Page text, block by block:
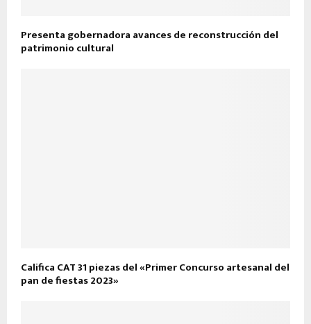
Presenta gobernadora avances de reconstrucción del
patrimonio cultural
Califica CAT 31 piezas del «Primer Concurso artesanal del
pan de fiestas 2023»